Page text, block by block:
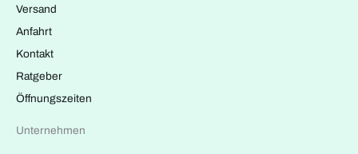
Versand
Anfahrt
Kontakt
Ratgeber
Öffnungszeiten
Unternehmen